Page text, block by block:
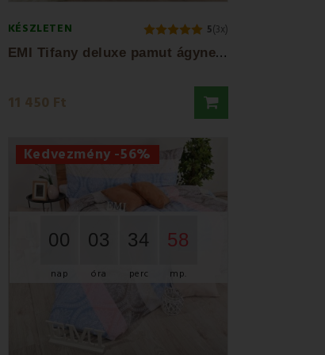
KÉSZLETEN 5(3x)
E
MI Tifany deluxe pamut ágyneműhuzat
11 450 Ft
Kedvezmény -56%
00
nap
03
óra
34
perc
56
mp.